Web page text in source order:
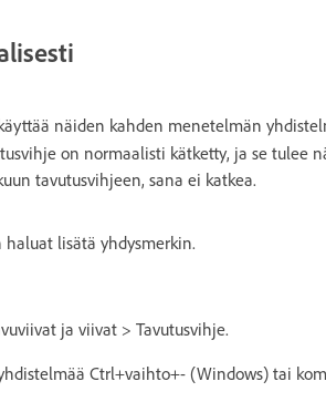
näiden kahden menetelmän
on normaalisti kätketty, ja se tulee
tavutusvihjeen, sana ei katkea.
haluat lisätä yhdysmerkin.
ja viivat > Tavutusvihje.
Ctrl+vaihto+- (Windows) tai